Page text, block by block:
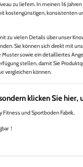
zu liefern. In meinen 16
kostengünstigen, konsistenten
zu vielen Details über unser
Sie können sich direkt mit
sowie ein detailliertes
stellen, damit Sie
vergleichen können.
klicken Sie hier,
Fitness und Sportboden Fabrik,
！